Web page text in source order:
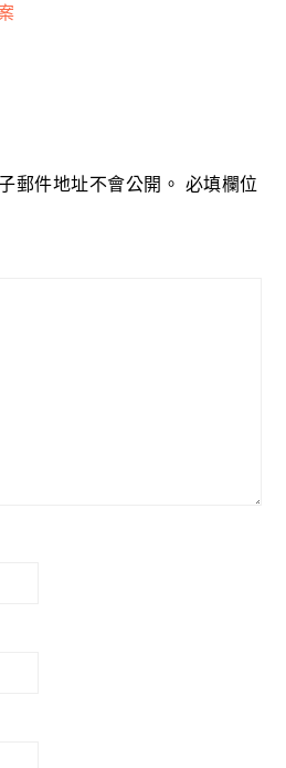
郵件地址不會公開。 必填欄位